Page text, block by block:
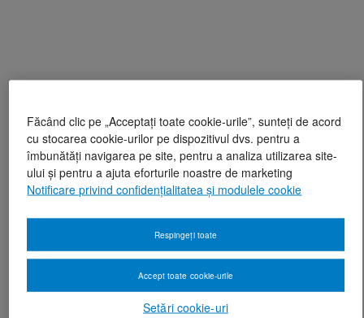
Făcând clic pe „Acceptați toate cookie-urile”, sunteți de acord
cu stocarea cookie-urilor pe dispozitivul dvs. pentru a
îmbunătăți navigarea pe site, pentru a analiza utilizarea site-
ului și pentru a ajuta eforturile noastre de marketing
Notificare privind confidențialitatea și modulele cookie
Setări cookie-uri
Respingeți toate
Accept toate cookie-urile